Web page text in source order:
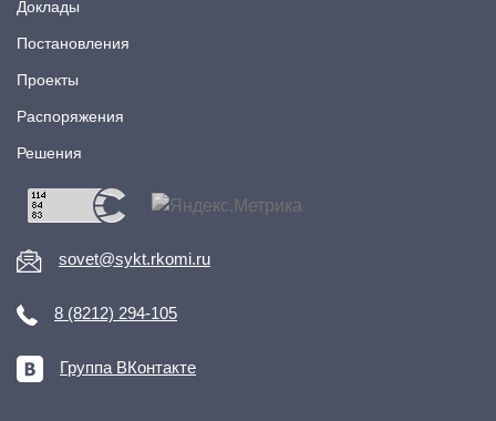
Доклады
Постановления
Проекты
Распоряжения
Решения
sovet@sykt.rkomi.ru
8 (8212) 294-105
Группа ВКонтакте